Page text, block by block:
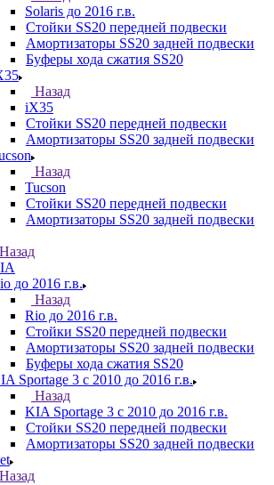
Solaris до 2016 г.в.
Стойки SS20 передней подвески
Амортизаторы SS20 задней подвески
Буферы хода сжатия SS20
Назад
iX35
Стойки SS20 передней подвески
Амортизаторы SS20 задней подвески
Назад
Tucson
Стойки SS20 передней подвески
Амортизаторы SS20 задней подвески
Назад
до 2016 г.в.
Назад
Rio до 2016 г.в.
Стойки SS20 передней подвески
Амортизаторы SS20 задней подвески
Буферы хода сжатия SS20
Sportage 3 с 2010 до 2016 г.в.
Назад
KIA Sportage 3 с 2010 до 2016 г.в.
Стойки SS20 передней подвески
Амортизаторы SS20 задней подвески
Назад